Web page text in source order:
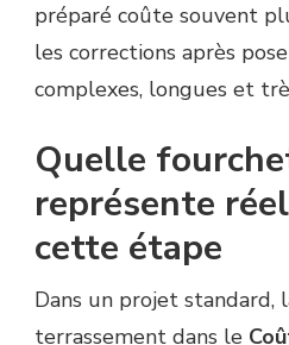
préparé coûte souvent
les corrections après
complexes, longues et
Quelle
représente
cette étape
Dans un projet standard,
terrassement dans le